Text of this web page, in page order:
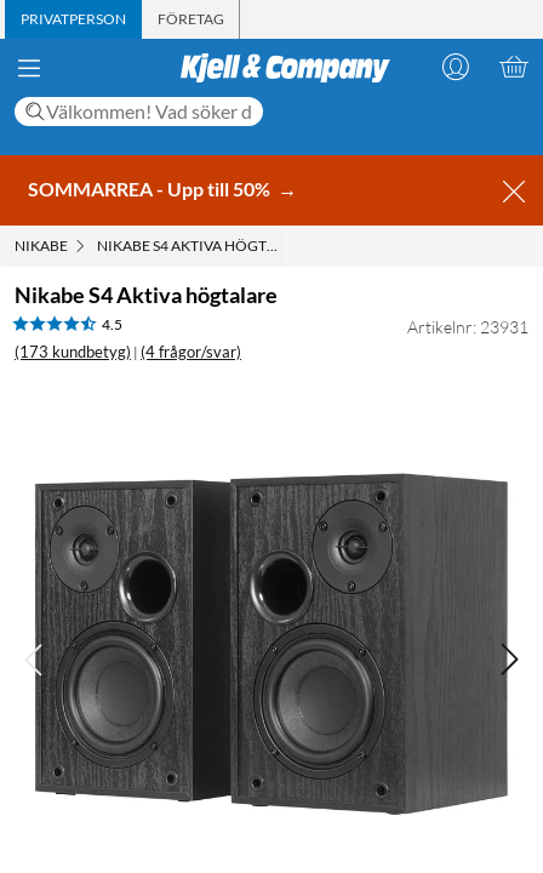
PRIVATPERSON FÖRETAG
SOMMARREA - Upp till 50% →
NIKABE NIKABE S4 AKTIVA HÖGTALARE
Nikabe S4 Aktiva högtalare
4.5
(173 kundbetyg) | (4 frågor/svar)
Artikelnr: 23931